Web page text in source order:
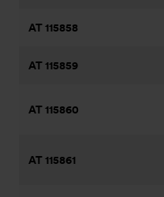
AT 115858
AT 115859
AT 115860
AT 115861